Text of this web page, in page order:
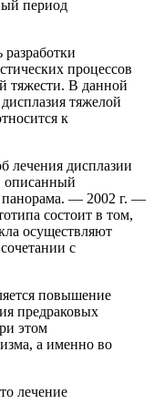
период
процессов
тяжести. В данной
тяжелой
к
лечения дисплазии
описанный
панорама. — 2002 г. —
состоит в том,
осуществляют
с
повышение
предраковых
этом
а именно во
лечение